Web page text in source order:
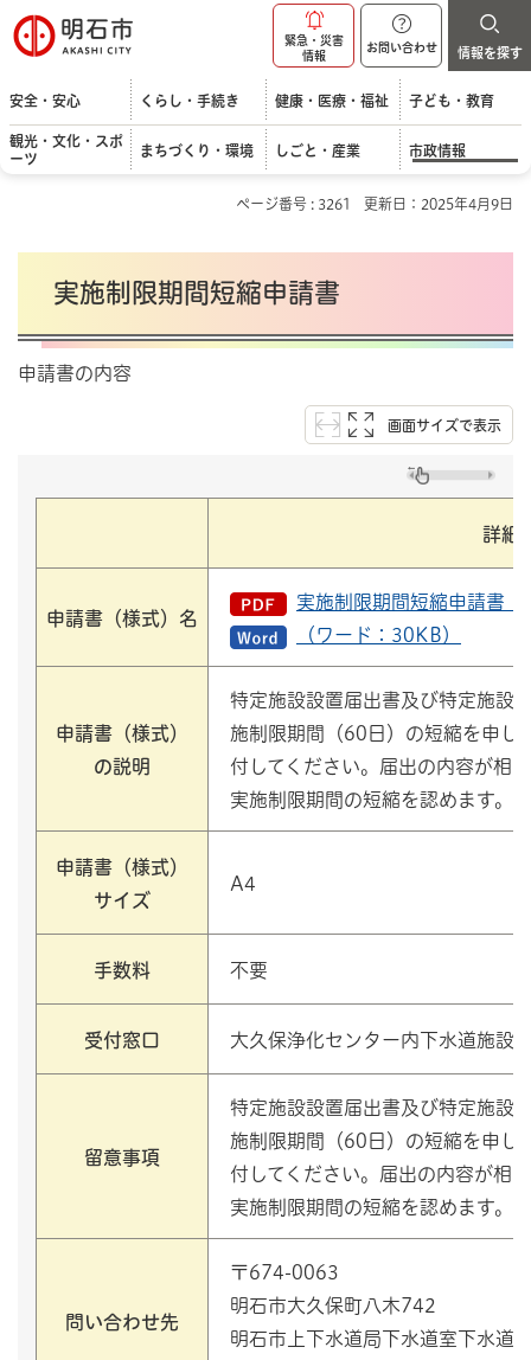
明石市
緊急・災害
情報
お問い合わせ 情報を探す
安全・安心 くらし・手続き 健康・医療・福祉 子ども・教育
観光・文化・スポ
ーツ
まちづくり・環境 しごと・産業 市政情報
ページ番号 : 3261 更新日：2025年4月9日
実施制限期間短縮申請書
申請書の内容
画面サイズで表示
詳細
申請書（様式）名
実施制限期間短縮申請書
（ワード：30KB）
申請書（様式）
の説明
特定施設設置届出書及び特定施設
施制限期間（60日）の短縮を申し
付してください。届出の内容が相
実施制限期間の短縮を認めます。
申請書（様式）
サイズ
A4
手数料 不要
受付窓口 大久保浄化センター内下水道施設
留意事項
特定施設設置届出書及び特定施設
施制限期間（60日）の短縮を申し
付してください。届出の内容が相
実施制限期間の短縮を認めます。
問い合わせ先
〒674-0063
明石市大久保町八木742
明石市上下水道局下水道室下水道